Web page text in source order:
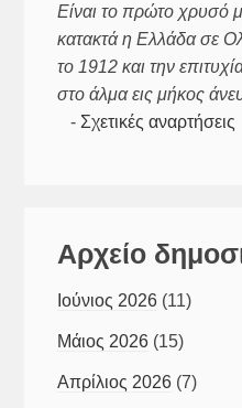
Είναι το πρώτο χρυσό
κατακτά η Ελλάδα σε
το 1912 και την
στο άλμα εις μήκος
- Σχετικές αναρτήσεις
Αρχείο
Ιούνιος 2026 (11)
Μάιος 2026 (15)
Απρίλιος 2026 (7)